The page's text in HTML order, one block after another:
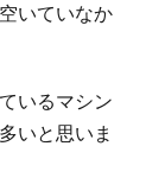
いていなか
いるマシン
いと思いま